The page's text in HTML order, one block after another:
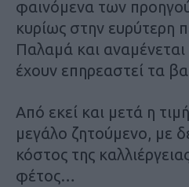
φαινόμενα των
κυρίως στην ευρύτερη
Παλαμά και
έχουν επηρεαστεί τα
Από εκεί και μετά η
μεγάλο ζητούμενο, με
κόστος της
φέτος…